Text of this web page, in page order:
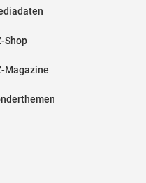
Shop
Magazine